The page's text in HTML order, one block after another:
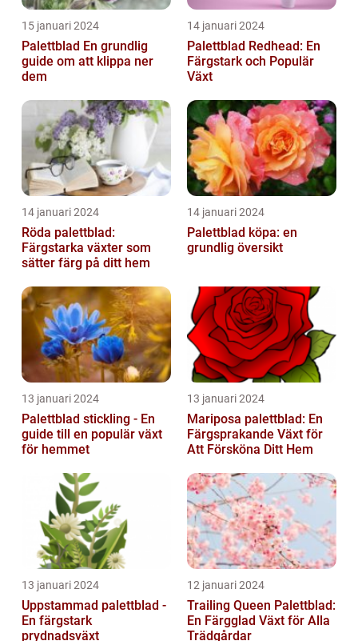
15 januari 2024
Palettblad En grundlig
guide om att klippa ner
dem
14 januari 2024
Palettblad Redhead: En
Färgstark och Populär
Växt
14 januari 2024
Röda palettblad:
Färgstarka växter som
sätter färg på ditt hem
14 januari 2024
Palettblad köpa: en
grundlig översikt
13 januari 2024
Palettblad stickling - En
guide till en populär växt
för hemmet
13 januari 2024
Mariposa palettblad: En
Färgsprakande Växt för
Att Försköna Ditt Hem
13 januari 2024
Uppstammad palettblad -
En färgstark
prydnadsväxt
12 januari 2024
Trailing Queen Palettblad:
En Färgglad Växt för Alla
Trädgårdar